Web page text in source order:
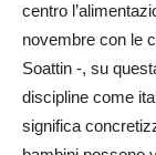
centro
novembre con le
So­at­tin -, su
discipline come
significa